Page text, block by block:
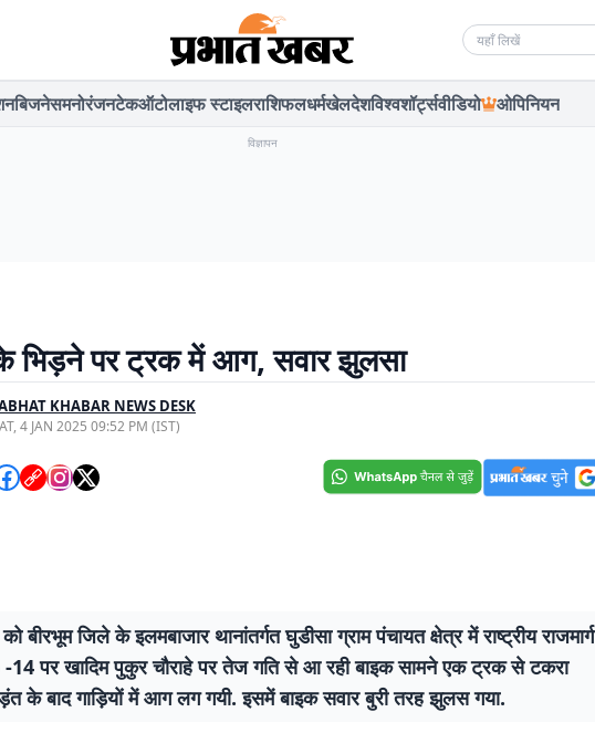
Search news
बिजनेसमनोरंजनटेकऑटोलाइफ स्टाइलराशिफलधर्मखेलदेशविश्वशॉर्ट्सवीडियो ओपिनियन
विज्ञापन
भिड़ने पर ट्रक में आग, सवार झुलसा
KHABAR NEWS DESK
4 JAN 2025 09:52 PM (IST)
बीरभूम जिले के इलमबाजार थानांतर्गत घुडीसा ग्राम पंचायत क्षेत्र में राष्ट्रीय राजमार्ग
14 पर खादिम पुकुर चौराहे पर तेज गति से आ रही बाइक सामने एक ट्रक से टकरा
के बाद गाड़ियों में आग लग गयी. इसमें बाइक सवार बुरी तरह झुलस गया.